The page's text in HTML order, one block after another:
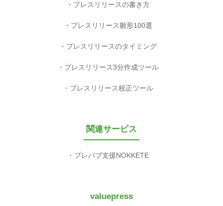
プレスリリースの書き方
プレスリリース雛形100選
プレスリリースのタイミング
プレスリリース3分作成ツール
プレスリリース校正ツール
関連サービス
プレパブ支援NOKKETE
valuepress